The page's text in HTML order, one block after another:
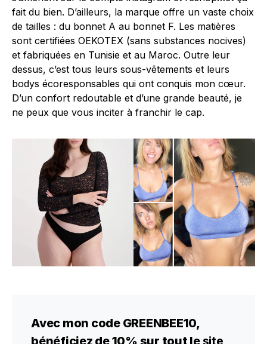
fait du bien. D’ailleurs, la marque offre un vaste choix
de tailles : du bonnet A au bonnet F. Les matières
sont certifiées OEKOTEX (sans substances nocives)
et fabriquées en Tunisie et au Maroc. Outre leur
dessus, c’est tous leurs sous-vêtements et leurs
bodys écoresponsables qui ont conquis mon cœur.
D’un confort redoutable et d’une grande beauté, je
ne peux que vous inciter à franchir le cap.
Avec mon code GREENBEE10,
bénéficiez de 10% sur tout le site